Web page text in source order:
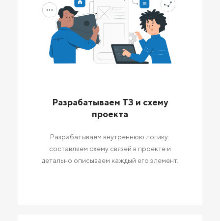
Разрабатываем ТЗ и схему
проекта
Разрабатываем внутреннюю логику:
составляем схему связей в проекте и
детально описываем каждый его элемент.